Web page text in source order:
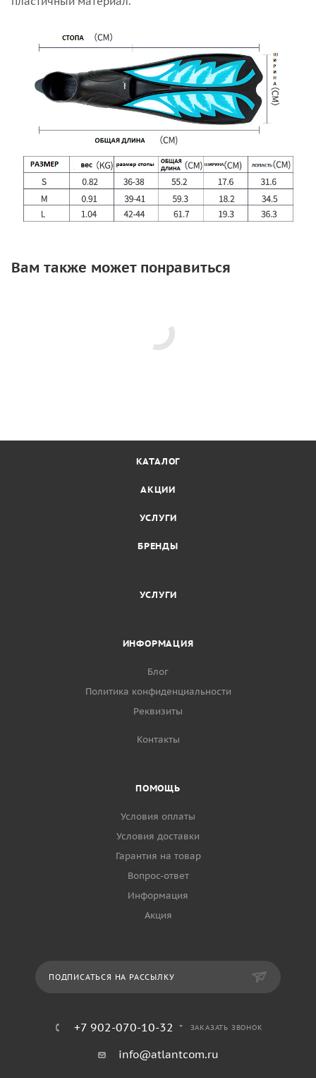
Вам также может понравиться
КАТАЛОГ
АКЦИИ
УСЛУГИ
БРЕНДЫ
УСЛУГИ
ИНФОРМАЦИЯ
Блог
Политика конфиденциальности
Реквизиты
Контакты
ПОМОЩЬ
Условия оплаты
Условия доставки
Гарантия на товар
Вопрос-ответ
Информация
Акция
ПОДПИСАТЬСЯ НА РАССЫЛКУ
+7 902-070-10-32 ЗАКАЗАТЬ ЗВОНОК
info@atlantcom.ru